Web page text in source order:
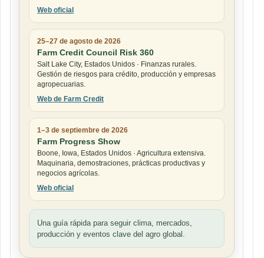
Web oficial
25–27 de agosto de 2026
Farm Credit Council Risk 360
Salt Lake City, Estados Unidos · Finanzas rurales.
Gestión de riesgos para crédito, producción y empresas
agropecuarias.
Web de Farm Credit
1–3 de septiembre de 2026
Farm Progress Show
Boone, Iowa, Estados Unidos · Agricultura extensiva.
Maquinaria, demostraciones, prácticas productivas y
negocios agrícolas.
Web oficial
Una guía rápida para seguir clima, mercados,
producción y eventos clave del agro global.